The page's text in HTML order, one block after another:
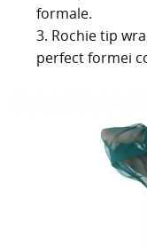
formale.
Rochie tip
perfect formei